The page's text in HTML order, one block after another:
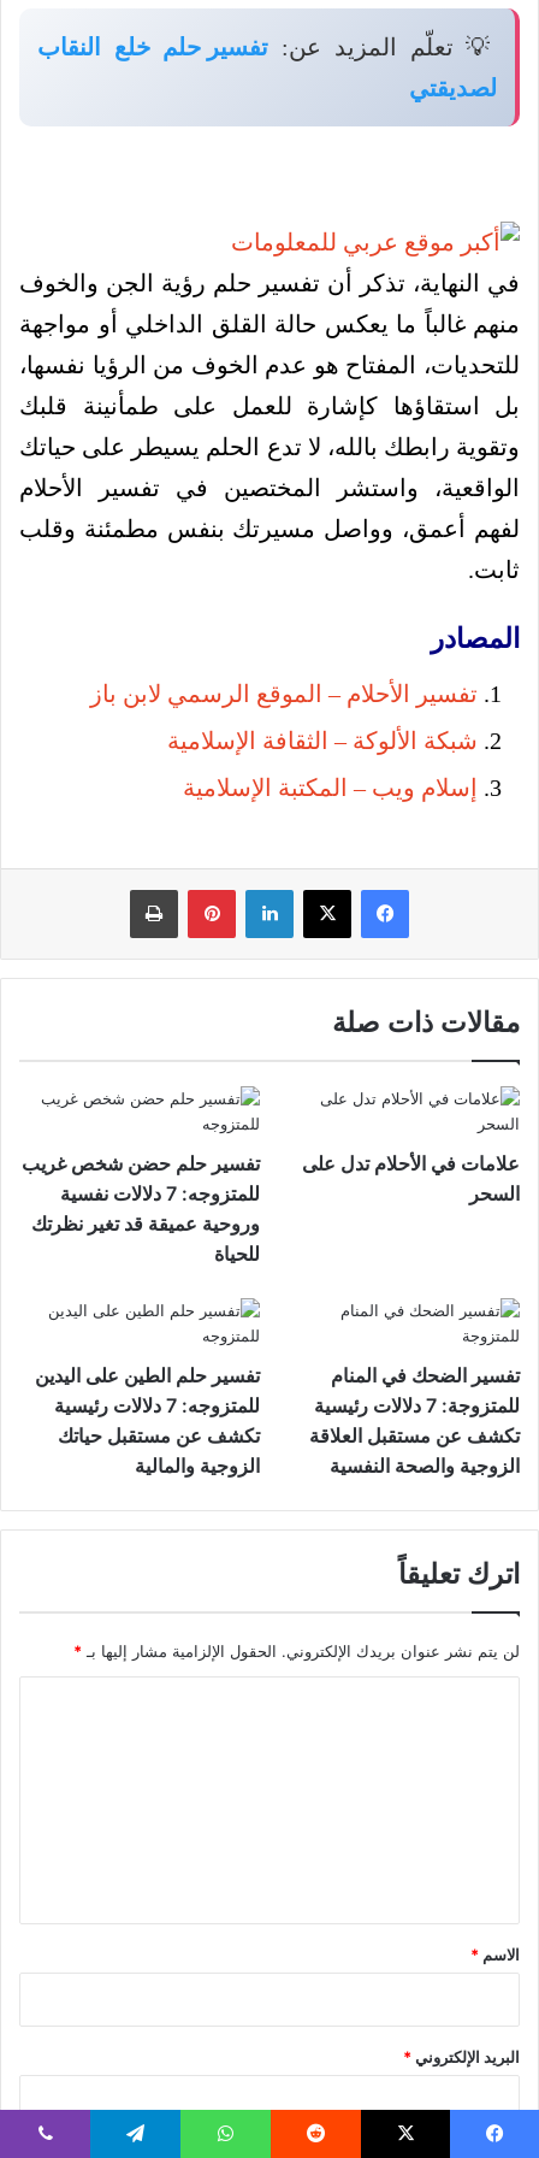
💡 تعلّم المزيد عن: تفسير حلم خلع النقاب
لصديقتي
في النهاية، تذكر أن تفسير حلم رؤية الجن والخوف
منهم غالباً ما يعكس حالة القلق الداخلي أو مواجهة
للتحديات، المفتاح هو عدم الخوف من الرؤيا نفسها،
بل استقاؤها كإشارة للعمل على طمأنينة قلبك
وتقوية رابطك بالله، لا تدع الحلم يسيطر على حياتك
الواقعية، واستشر المختصين في تفسير الأحلام
لفهم أعمق، وواصل مسيرتك بنفس مطمئنة وقلب
ثابت.
المصادر
تفسير الأحلام – الموقع الرسمي لابن باز
شبكة الألوكة – الثقافة الإسلامية
إسلام ويب – المكتبة الإسلامية
فيسبوك لينكدإن بينتيريست
مقالات ذات صلة
علامات في الأحلام تدل على
السحر
تفسير حلم حضن شخص غريب
للمتزوجه: 7 دلالات نفسية
وروحية عميقة قد تغير نظرتك
للحياة
تفسير الضحك في المنام
للمتزوجة: 7 دلالات رئيسية
تكشف عن مستقبل العلاقة
الزوجية والصحة النفسية
تفسير حلم الطين على اليدين
للمتزوجه: 7 دلالات رئيسية
تكشف عن مستقبل حياتك
الزوجية والمالية
اترك تعليقاً
لن يتم نشر عنوان بريدك الإلكتروني. الحقول الإلزامية مشار إليها بـ *
*
الاسم *
البريد الإلكتروني*